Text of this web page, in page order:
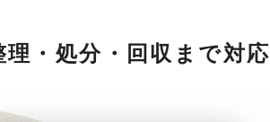
・処分・回収まで対応